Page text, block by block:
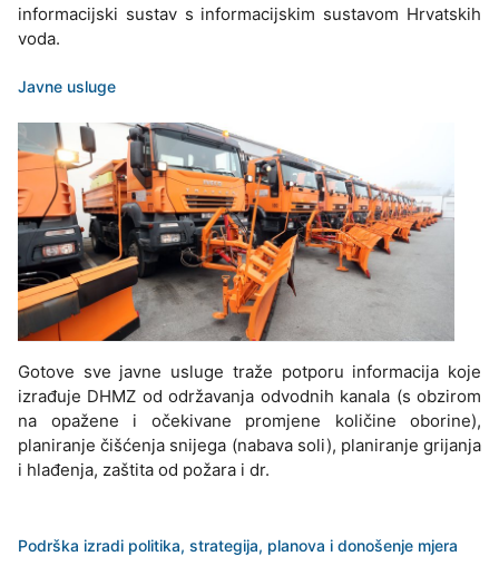
informacijski sustav s informacijskim sustavom Hrvatskih
voda.
Javne usluge
Gotove sve javne usluge traže potporu informacija koje
izrađuje DHMZ od održavanja odvodnih kanala (s obzirom
na opažene i očekivane promjene količine oborine),
planiranje čišćenja snijega (nabava soli), planiranje grijanja
i hlađenja, zaštita od požara i dr.
Podrška izradi politika, strategija, planova i donošenje mjera